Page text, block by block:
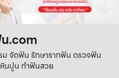
.com
จัดฟัน รักษารากฟัน ตรวจฟัน
นปูน ทำฟันสวย